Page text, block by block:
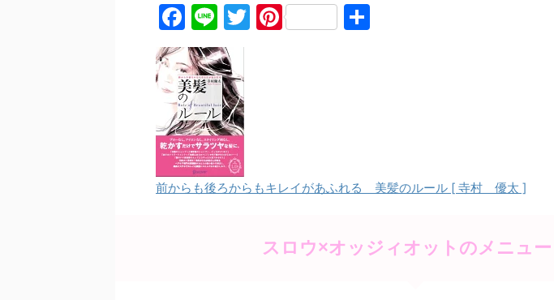
F
a
c
e
b
o
o
k
Li
n
e
T Pi
前からも後ろからもキレイがあふれる 美髪のルール [ 寺村 優太 ]
スロウ×オッジィオットのメニュー